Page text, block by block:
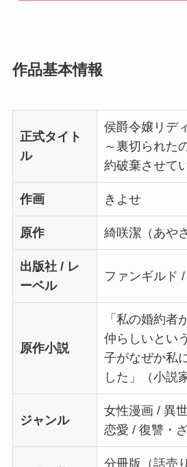
作品基本情報
正式タイト
ル
侯爵令嬢リデ
～裏切られた
約破棄させて
作画 きよせ
原作 綺咲潔（あや
出版社 / レ
ーベル
ファンギルド
原作小説
「私の婚約者
仲らしいとい
子がなぜか私
した」（小説
ジャンル
女性漫画 / 異
恋愛 / 復讐・
分冊版（話売